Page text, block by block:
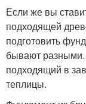
Если же вы
подходящей
подготовить
бывают
подходящий в
теплицы.